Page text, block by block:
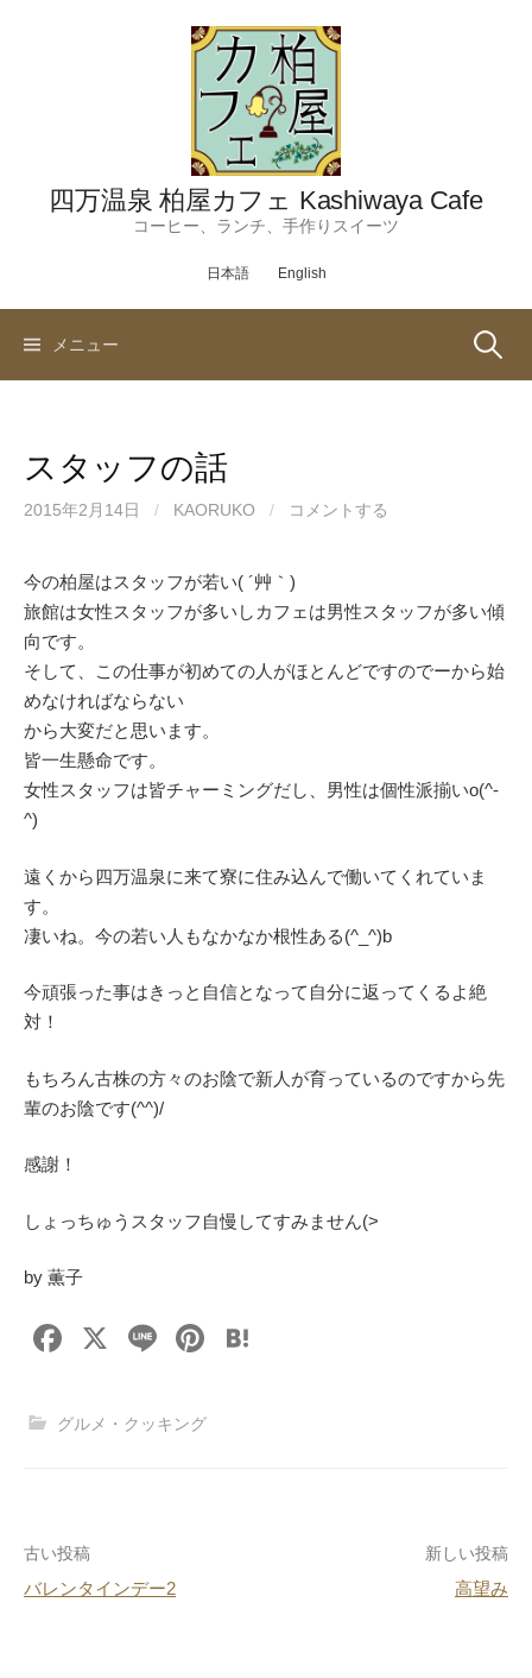
四万温泉 柏屋カフェ Kashiwaya Cafe
コーヒー、ランチ、手作りスイーツ
日本語 English
メニュー 検
スタッフの話
2015年2月14日 / KAORUKO / コメントする
今の柏屋はスタッフが若い( ´艸｀)
旅館は女性スタッフが多いしカフェは男性スタッフが多い傾
向です。
そして、この仕事が初めての人がほとんどですのでーから始
めなければならない
から大変だと思います。
皆一生懸命です。
女性スタッフは皆チャーミングだし、男性は個性派揃いo(^-
^)
遠くから四万温泉に来て寮に住み込んで働いてくれていま
す。
凄いね。今の若い人もなかなか根性ある(^_^)b
今頑張った事はきっと自信となって自分に返ってくるよ絶
対！
もちろん古株の方々のお陰で新人が育っているのですから先
輩のお陰です(^^)/
感謝！
しょっちゅうスタッフ自慢してすみません(>
by 薫子
F
c
o
k
X
Li
e
Pi
グルメ・クッキング
投
稿
古い投稿
バレンタインデー2
新しい投稿
高望み